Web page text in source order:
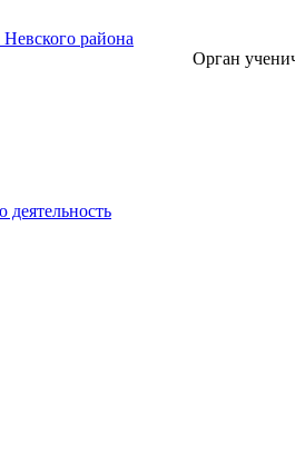
района
Орган